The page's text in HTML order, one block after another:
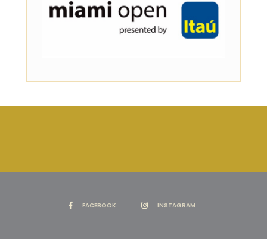
FACEBOOK INSTAGRAM